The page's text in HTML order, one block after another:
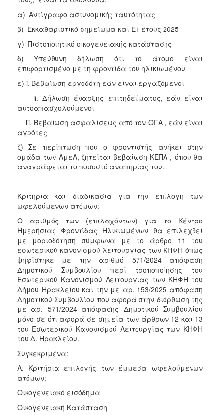
α) Αντίγραφο αστυνομικής ταυτότητας
β) Εκκαθαριστικό σημείωμα και Ε1 έτους 2025
γ) Πιστοποιητικό οικογενειακής κατάστασης
δ) Υπεύθυνη δήλωση ότι το άτομο είναι
επιφορτισμένο με τη φροντίδα του ηλικιωμένου
ε) i. Βεβαίωση εργοδότη εάν είναι εργαζόμενοι
ii. Δήλωση έναρξης επιτηδεύματος, εάν είναι
αυτοαπασχολούμενοι
iii. Βεβαίωση ασφαλίσεως από τον ΟΓΑ , εάν είναι
αγρότες
ζ) Σε περίπτωση που ο φροντιστής ανήκει στην
ομάδα των ΑμεΑ, ζητείται βεβαίωση ΚΕΠΑ , όπου θα
αναγράφεται το ποσοστό αναπηρίας του.
Κριτήρια και διαδικασία για την επιλογή των
ωφελούμενων ατόμων:
Ο αριθμός των (επιλαχόντων) για το Κέντρο
Ημερήσιας Φροντίδας Ηλικιωμένων θα επιλεχθεί
με μοριοδότηση σύμφωνα με το άρθρο 11 του
εσωτερικού κανονισμού λειτουργίας των ΚΗΦΗ όπως
ψηφίστηκε με την αριθμό 571/2024 απόφαση
Δημοτικού Συμβουλίου περί τροποποίησης του
Εσωτερικού Κανονισμού Λειτουργίας των ΚΗΦΗ του
Δήμου Ηρακλείου και την με αρ. 153/2025 απόφαση
Δημοτικού Συμβουλίου που αφορά στην διόρθωση της
με αρ. 571/2024 απόφασης Δημοτικού Συμβουλίου
μόνο σε ότι αφορά σε σημεία των άρθρων 12 και 13
του Εσωτερικού Κανονισμού Λειτουργίας των ΚΗΦΗ
του Δ. Ηρακλείου.
Συγκεκριμένα:
Α. Κριτήρια επιλογής των έμμεσα ωφελούμενων
ατόμων:
Οικογενειακό εισόδημα
Οικογενειακή Κατάσταση